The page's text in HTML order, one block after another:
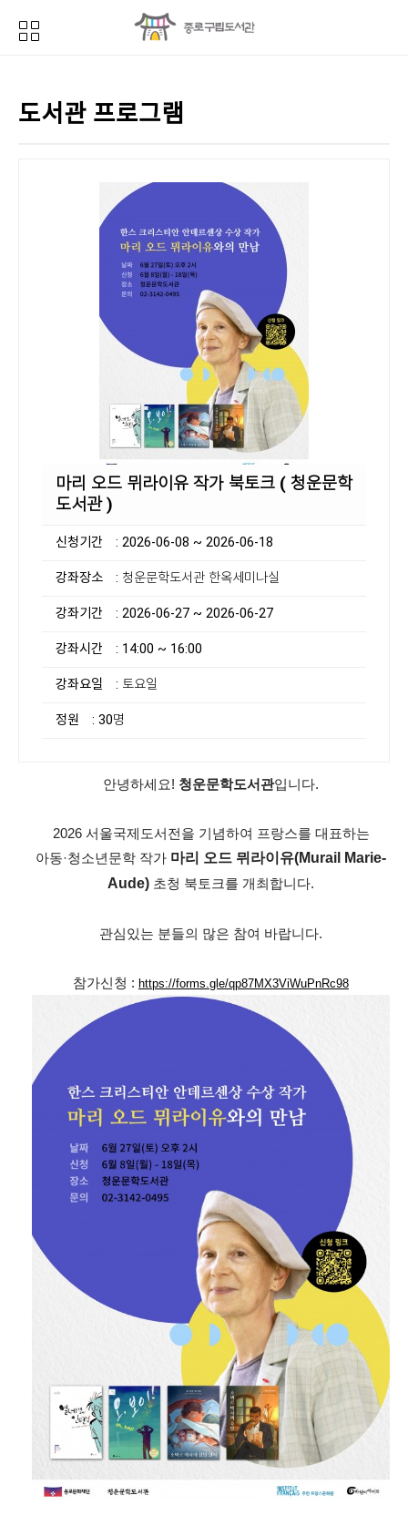
도서관 프로그램
마리 오드 뮈라이유 작가 북토크 ( 청운문학
도서관 )
신청기간 : 2026-06-08 ~ 2026-06-18
강좌장소 : 청운문학도서관 한옥세미나실
강좌기간 : 2026-06-27 ~ 2026-06-27
강좌시간 : 14:00 ~ 16:00
강좌요일 : 토요일
정원 : 30명
안녕하세요! 청운문학도서관입니다.
2026 서울국제도서전을 기념하여 프랑스를 대표하는
아동·청소년문학 작가 마리 오드 뮈라이유(Murail Marie-
Aude) 초청 북토크를 개최합니다.
관심있는 분들의 많은 참여 바랍니다.
참가신청 : https://forms.gle/qp87MX3ViWuPnRc98